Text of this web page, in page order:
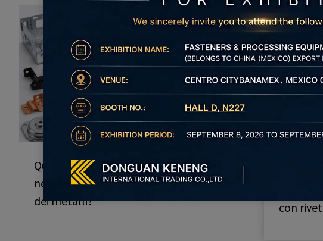
Scatola
con
Quali sono le principali tendenze
nella stampatura personalizzata
dei metalli?